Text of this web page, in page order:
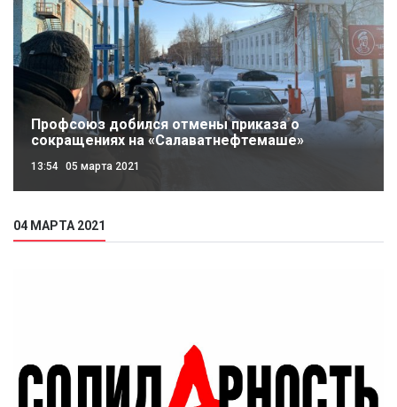
Профсоюз добился отмены приказа о
сокращениях на «Салаватнефтемаше»
13:54 05 марта 2021
04 МАРТА 2021